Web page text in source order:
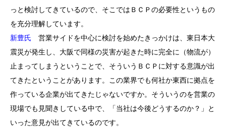
っと検討してきているので、そこではＢＣＰの必要性というもの
を充分理解しています。
新豊氏 営業サイドを中心に検討を始めたきっかけは、東日本大
震災が発生し、大阪で同様の災害が起きた時に完全に（物流が）
止まってしまうということで、そういうＢＣＰに対する意識が出
てきたということがあります。この業界でも何社か東西に拠点を
作っている企業が出てきたじゃないですか。そういうのを営業の
現場でも見聞きしている中で、「当社は今後どうするのか？」と
いった意見が出てきているのです。